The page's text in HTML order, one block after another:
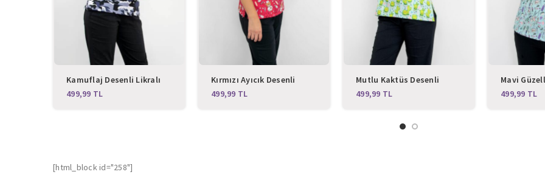
Kamuflaj Desenli Likralı
Üst Forma
TL
Kırmızı Ayıcık Desenli
Likralı Üst Forma
TL
Mutlu Kaktüs Desenli
Likralı Üst Forma
TL
Mavi
Likralı Üst
TL
[html_block id="258"]